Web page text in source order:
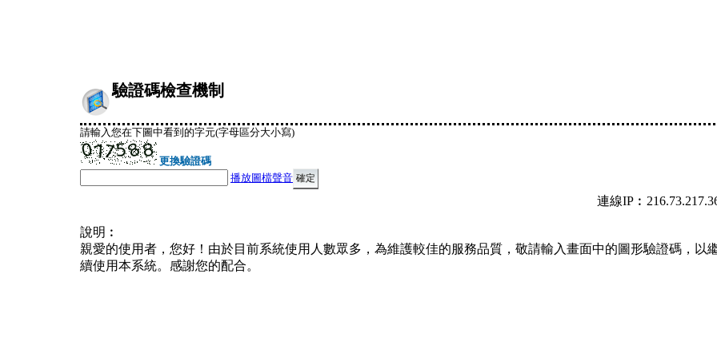
驗證碼檢查機制
請輸入您在下圖中看到的字元(字母區分大小寫)
更換驗證碼
播放圖檔聲音
連線
說明︰
親愛的使用者，您好！由於目前系統使用人數眾多，為維護較佳的服務品質，敬請輸入畫面中的圖形驗證碼，以
續使用本系統。感謝您的配合。